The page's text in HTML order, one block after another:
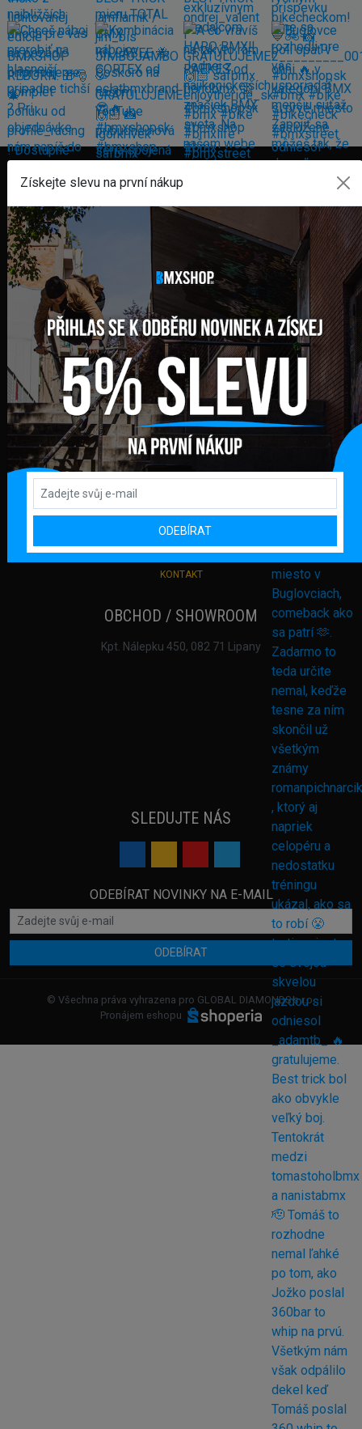
FAKTURAČNÍ ADRESA
GLOBAL DIAMONDS s. r. o.
Námestie sv. Martina 708/30
082 71 Lipany
+421 948 374 905
info@bmxshop.sk
Podporujeme online platby
DŮLEŽITÉ ODKAZY
PŘIHLÁŠENÍ
DODANÍ ZBOŽÍ A PLATBA
VRACENÍ ZBOŽÍ A REKLAMACE
KONTAKT
OBCHOD / SHOWROOM
Kpt. Nálepku 450, 082 71 Lipany
SLEDUJTE NÁS
ODEBÍRAT NOVINKY NA E-MAIL
ODEBÍRAT
© Všechna práva vyhrazena pro GLOBAL DIAMONDS s.r.o.
Pronájem eshopu
Získejte slevu na první nákup
ODEBÍRAT